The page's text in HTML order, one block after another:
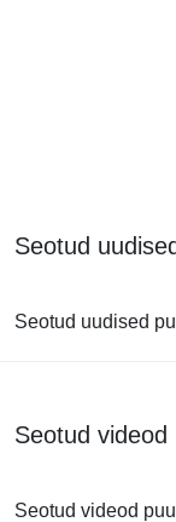
Seotud uudised
Seotud uudised
Seotud videod
Seotud videod